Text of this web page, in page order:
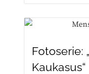
Fotoserie:
Kaukasus“